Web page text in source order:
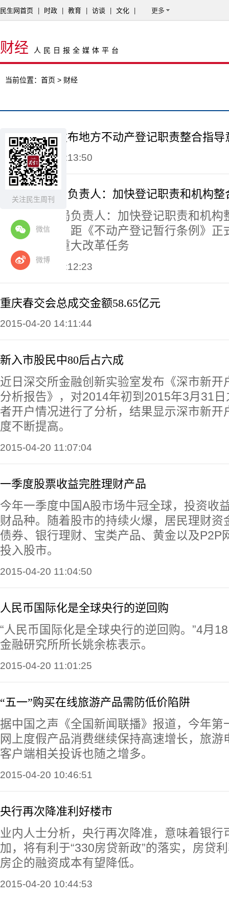
关注民生周刊
微信
微博
民生网首页 时政 教育 访谈 文化 更多
财经 人民日报全媒体平台
当前位置： 首页 > 财经
国土资源局发布地方不动产登记职责整合指导
2015-04-20 14:13:50
不动产登记局负责人：加快登记职责和机构整
不动产登记局负责人：加快登记职责和机
记利国利民。距《不动产登记暂行条例》
近日，这项重大改革任务
2015-04-20 14:12:23
重庆春交会总成交金额58.65亿元
2015-04-20 14:11:44
新入市股民中80后占六成
近日深交所金融创新实验室发布《深市新开
分析报告》，对2014年初到2015年3月31
者开户情况进行了分析，结果显示深市新开
度不断提高。
2015-04-20 11:07:04
一季度股票收益完胜理财产品
今年一季度中国A股市场牛冠全球，投资收
财品种。随着股市的持续火爆，居民理财资
债券、银行理财、宝类产品、黄金以及P2P
投入股市。
2015-04-20 11:04:50
人民币国际化是全球央行的逆回购
“人民币国际化是全球央行的逆回购。”4月
金融研究所所长姚余栋表示。
2015-04-20 11:01:25
“五一”购买在线旅游产品需防低价陷阱
据中国之声《全国新闻联播》报道，今年第
网上度假产品消费继续保持高速增长，旅游
客户端相关投诉也随之增多。
2015-04-20 10:46:51
央行再次降准利好楼市
业内人士分析，央行再次降准，意味着银行
加，将有利于“330房贷新政”的落实，房贷
房企的融资成本有望降低。
2015-04-20 10:44:53